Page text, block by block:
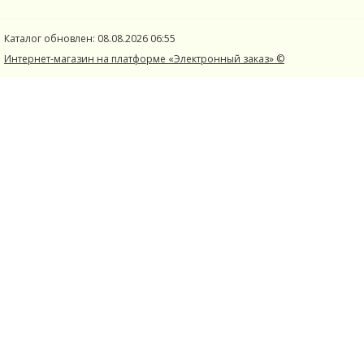
Каталог обновлен: 08.08.2026 06:55
Интернет-магазин на платформе «Электронный заказ» ©